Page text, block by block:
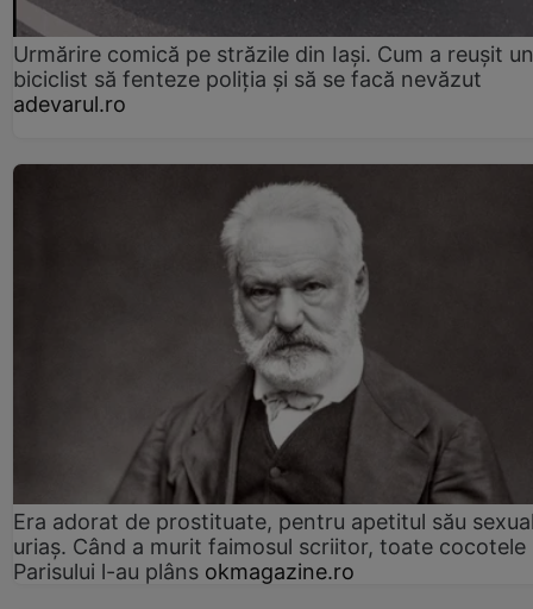
Urmărire comică pe străzile din Iași. Cum a reușit un
biciclist să fenteze poliția și să se facă nevăzut
adevarul.ro
Era adorat de prostituate, pentru apetitul său
uriaș. Când a murit faimosul scriitor, toate cocotele
Parisului l-au plâns okmagazine.ro